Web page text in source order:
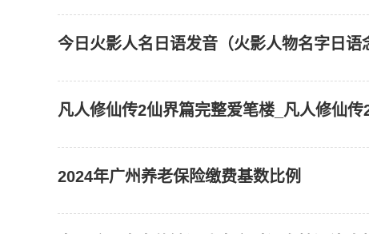
今日火影人名日语发音（火影人物名字日语
凡人修仙传2仙界篇完整爱笔楼_凡人修仙传
2024年广州养老保险缴费基数比例